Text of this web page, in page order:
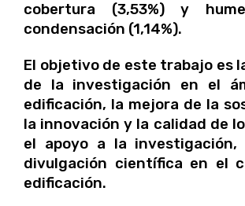
cobertura (3,53%) y
condensación (1,14%).
El objetivo de este trabajo es
de la investigación en el
edificación, la mejora de la
la innovación y la calidad de
el apoyo a la investigación,
divulgación científica en el
edificación.